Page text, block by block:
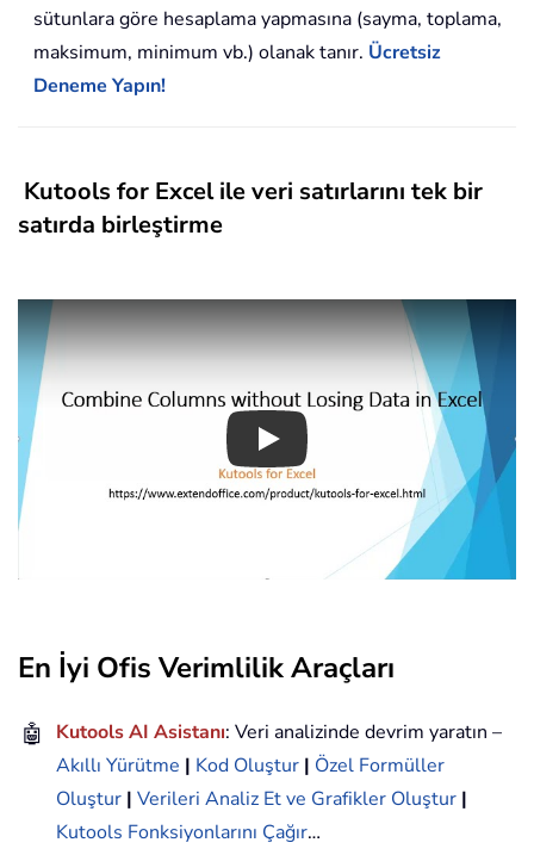
sütunlara göre hesaplama yapmasına (sayma, toplama,
maksimum, minimum vb.) olanak tanır. Ücretsiz
Deneme Yapın!
Kutools for Excel ile veri satırlarını tek bir
satırda birleştirme
Play
En İyi Ofis Verimlilik Araçları
🤖 Kutools AI Asistanı: Veri analizinde devrim yaratın –
Akıllı Yürütme | Kod Oluştur | Özel Formüller
Oluştur | Verileri Analiz Et ve Grafikler Oluştur |
Kutools Fonksiyonlarını Çağır…